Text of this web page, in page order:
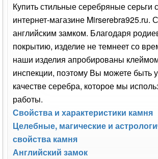
Купить стильные серебряные серьги
интернет-магазине Mirserebra925.ru.
английским замком. Благодаря
покрытию, изделие не темнеет со
наши изделия апробированы
инспекции, поэтому Вы можете быть
качестве серебра, которое мы
работы.
Свойства и характеристики камня
Целебные, магические и
свойства камня
Английский замок